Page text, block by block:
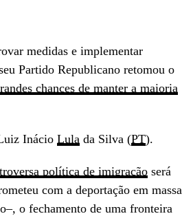
medidas e implementar
Partido Republicano retomou o
chances de manter a maioria
Inácio Lula da Silva (PT).
política de imigração será
com a deportação em massa
o fechamento de uma fronteira